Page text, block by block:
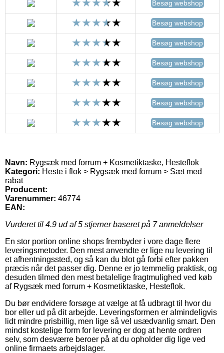
Besøg webshop
Besøg webshop
Besøg webshop
Besøg webshop
Besøg webshop
Besøg webshop
Besøg webshop
Navn: Rygsæk med forrum + Kosmetiktaske, Hesteflok
Kategori: Heste i flok > Rygsæk med forrum > Sæt med
rabat
Producent:
Varenummer: 46774
EAN:
Vurderet til 4.9 ud af 5 stjerner baseret på 7anmeldelser
En stor portion online shops frembyder i vore dage flere
leveringsmetoder. Den mest anvendte er lige nu levering til
et afhentningssted, og så kan du blot gå forbi efter pakken
præcis når det passer dig. Denne er jo temmelig praktisk, og
desuden tilmed den mest betalelige fragtmulighed ved køb
af Rygsæk med forrum + Kosmetiktaske, Hesteflok.
Du bør endvidere forsøge at vælge at få udbragt til hvor du
bor eller ud på dit arbejde. Leveringsformen er almindeligvis
lidt mindre prisbillig, men lige så vel usædvanlig smart. Den
mindst kostelige form for levering er dog at hente ordren
selv, som desværre beroer på at du opholder dig lige ved
online firmaets arbejdslager.